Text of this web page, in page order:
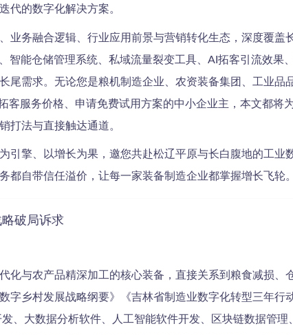
代的数字化解决方案。
业务融合逻辑、行业应用前景与营销转化生态，深度覆盖
智能仓储管理系统、私域流量裂变工具、AI拓客引流效果
尾需求。无论您是粮机制造企业、农资装备集团、工业品
客服务价格、申请免费试用方案的中小企业主，本文都将
打法与直接触达通道。
引擎、以增长为果，邀您共赴松辽平原与长白腹地的工业
都自带信任溢价，让每一家装备制造企业都掌握增长飞轮。
破局诉求
化与农产品精深加工的核心装备，直接关系到粮食减损、
字乡村发展战略纲要》《吉林省制造业数字化转型三年行
、大数据分析软件、人工智能软件开发、区块链数据管